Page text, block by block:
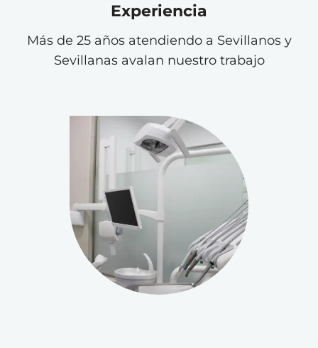
Experiencia
Más de 25 años atendiendo a Sevillanos y
Sevillanas avalan nuestro trabajo